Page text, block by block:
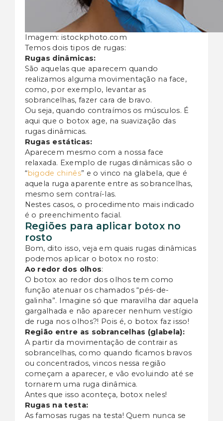
Imagem: istockphoto.com
Temos dois tipos de rugas:
Rugas dinâmicas:
São aquelas que aparecem quando
realizamos alguma movimentação na face,
como, por exemplo, levantar as
sobrancelhas, fazer cara de bravo.
Ou seja, quando contraímos os músculos. É
aqui que o botox age, na suavização das
rugas dinâmicas.
Rugas estáticas:
Aparecem mesmo com a nossa face
relaxada. Exemplo de rugas dinâmicas são o
“bigode chinês” e o vinco na glabela, que é
aquela ruga aparente entre as sobrancelhas,
mesmo sem contraí-las.
Nestes casos, o procedimento mais indicado
é o preenchimento facial.
Regiões para aplicar botox no
rosto
Bom, dito isso, veja em quais rugas dinâmicas
podemos aplicar o botox no rosto:
Ao redor dos olhos:
O botox ao redor dos olhos tem como
função atenuar os chamados “pés-de-
galinha”. Imagine só que maravilha dar aquela
gargalhada e não aparecer nenhum vestígio
de ruga nos olhos?! Pois é, o botox faz isso!
Região entre as sobrancelhas (glabela):
A partir da movimentação de contrair as
sobrancelhas, como quando ficamos bravos
ou concentrados, vincos nessa região
começam a aparecer, e vão evoluindo até se
tornarem uma ruga dinâmica.
Antes que isso aconteça, botox neles!
Rugas na testa:
As famosas rugas na testa! Quem nunca se